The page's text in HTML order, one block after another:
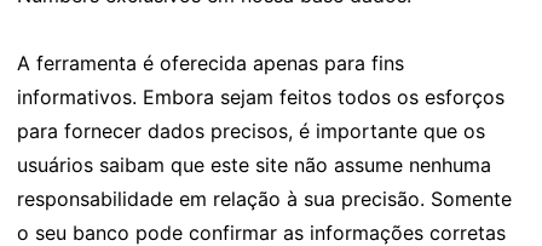
A ferramenta é oferecida apenas para fins
informativos. Embora sejam feitos todos os esforços
para fornecer dados precisos, é importante que os
usuários saibam que este site não assume nenhuma
responsabilidade em relação à sua precisão. Somente
o seu banco pode confirmar as informações corretas